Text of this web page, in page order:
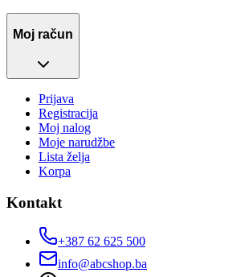
Moj račun
Prijava
Registracija
Moj nalog
Moje narudžbe
Lista želja
Korpa
Kontakt
+387 62 625 500
info@abcshop.ba